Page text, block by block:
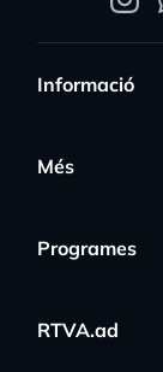
Informació
Més
Programes
RTVA.ad